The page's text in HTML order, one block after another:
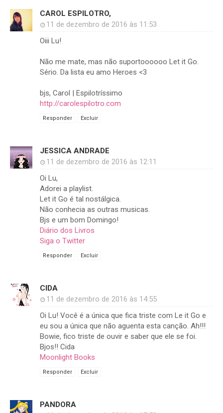
CAROL ESPILOTRO,
11 de dezembro de 2016 às 11:53
Oiii Lu!
Não me mate, mas não suportoooooo Let it Go.
Sério. Da lista eu amo Heroes <3
bjs, Carol | Espilotríssimo
http://carolespilotro.com
Responder Excluir
JESSICA ANDRADE
11 de dezembro de 2016 às 12:11
Oi Lu,
Adorei a playlist.
Let it Go é tal nostálgica.
Não conhecia as outras musicas.
Bjs e um bom Domingo!
Diário dos Livros
Siga o Twitter
Responder Excluir
CIDA
11 de dezembro de 2016 às 14:55
Oi Lu! Você é a única que fica triste com Le it Go e
eu sou a única que não aguenta esta canção. Ah!!!
Bowie, fico triste de ouvir e saber que ele se foi.
Bjos!! Cida
Moonlight Books
Responder Excluir
PANDORA